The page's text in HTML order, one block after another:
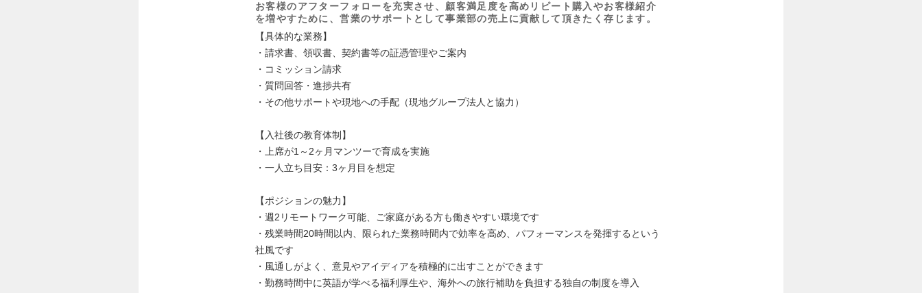
お客様のアフターフォローを充実させ、顧客満足度を高めリピート購入やお客様紹介
を増やすために、営業のサポートとして事業部の売上に貢献して頂きたく存じます。
【具体的な業務】
・請求書、領収書、契約書等の証憑管理やご案内
・コミッション請求
・質問回答・進捗共有
・その他サポートや現地への手配（現地グループ法人と協力）
【入社後の教育体制】
・上席が1～2ヶ月マンツーで育成を実施
・一人立ち目安：3ヶ月目を想定
【ポジションの魅力】
・週2リモートワーク可能、ご家庭がある方も働きやすい環境です
・残業時間20時間以内、限られた業務時間内で効率を高め、パフォーマンスを発揮するという
社風です
・風通しがよく、意見やアイディアを積極的に出すことができます
・勤務時間中に英語が学べる福利厚生や、海外への旅行補助を負担する独自の制度を導入